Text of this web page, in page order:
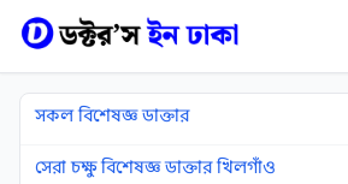
সকল বিশেষজ্ঞ ডাক্তার
সেরা চক্ষু বিশেষজ্ঞ ডাক্তার খিলগাঁও